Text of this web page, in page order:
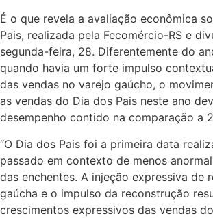
É o que revela a avaliação econômica
Pais, realizada pela Fecomércio-RS e
segunda-feira, 28. Diferentemente do
quando havia um forte impulso
das vendas no varejo gaúcho, o
as vendas do Dia dos Pais neste ano
desempenho contido na comparação a
“O Dia dos Pais foi a primeira data
passado em contexto de menos
das enchentes. A injeção expressiva de
gaúcha e o impulso da reconstrução
crescimentos expressivos das vendas